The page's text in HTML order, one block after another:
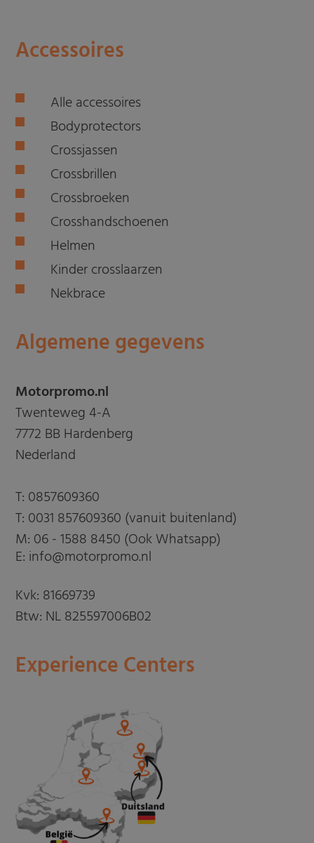
Accessoires
Alle accessoires
Bodyprotectors
Crossjassen
Crossbrillen
Crossbroeken
Crosshandschoenen
Helmen
Kinder crosslaarzen
Nekbrace
Algemene gegevens
Motorpromo.nl
Twenteweg 4-A
7772 BB Hardenberg
Nederland
T: 0857609360
T: 0031 857609360 (vanuit buitenland)
M: 06 - 1588 8450 (Ook Whatsapp)
E: info@motorpromo.nl
Kvk: 81669739
Btw: NL 825597006B02
Experience Centers